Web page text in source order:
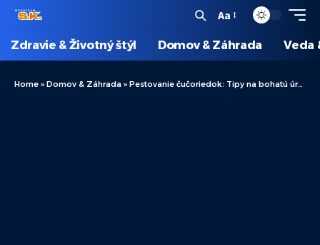
Aa
Zdravie & Životný štýl Domov & Záhrada Veda
Home » Domov & Záhrada » Pestovanie čučoriedok: Tipy na bohatú úrodu krok za krokom